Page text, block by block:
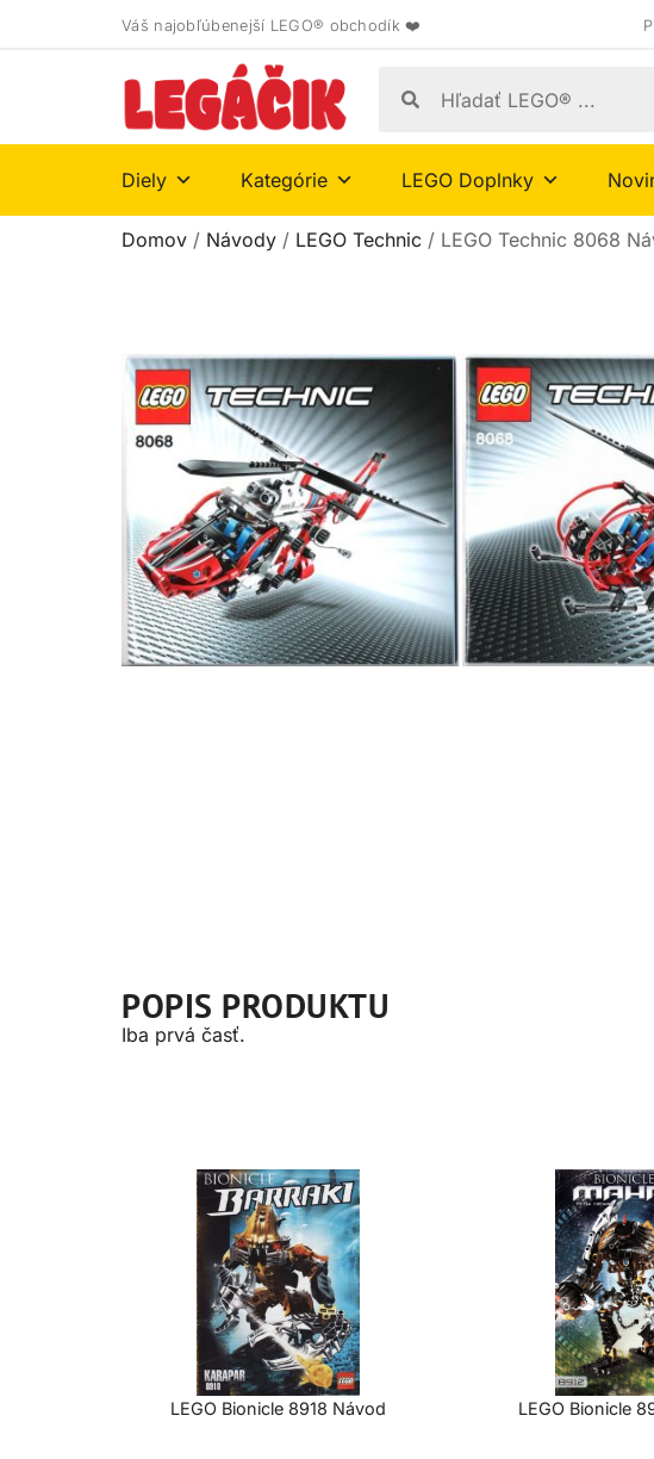
Váš najobľúbenejší LEGO® obchodík ❤️
Diely Kategórie LEGO Doplnky
Domov / Návody / LEGO Technic / LEGO Technic 8068
POPIS PRODUKTU
Iba prvá časť.
LEGO Bionicle 8918 Návod LEGO Bionicle